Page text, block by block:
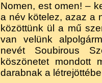
Nomen, est omen! –
a név kötelez, azaz a
közöttünk ül a mű
van velünk
nevét Soubirous
köszönetet mondott
darabnak a